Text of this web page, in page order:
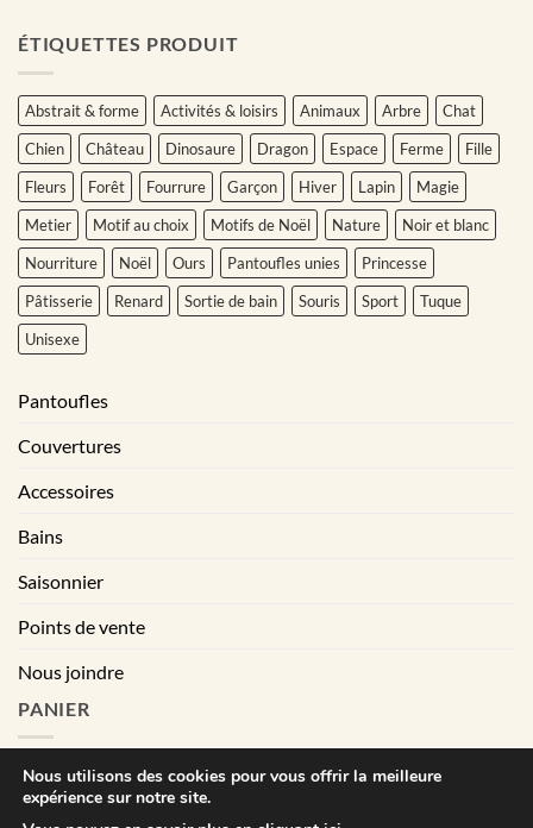
ÉTIQUETTES PRODUIT
Abstrait & forme Activités & loisirs Animaux Arbre
Chat
Chien
Château Dinosaure Dragon Espace Ferme
Fille
Fleurs
Forêt Fourrure Garçon Hiver Lapin
Magie
Metier
Motif au choix Motifs de Noël Nature
Noir et blanc
Nourriture
Noël Ours Pantoufles unies
Princesse
Pâtisserie
Renard Sortie de bain Souris Sport
Tuque
Unisexe
Pantoufles
Couvertures
Accessoires
Bains
Saisonnier
Points de vente
Nous joindre
PANIER
Conditions générales de vente
Nous utilisons des cookies pour vous offrir la meilleure
expérience sur notre site.